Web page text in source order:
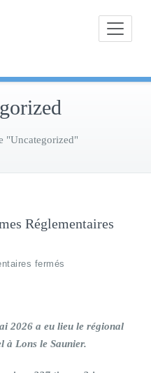
"Uncategorized"
Réglementaires
fermés
2026 a eu lieu le régional
à Lons le Saunier.